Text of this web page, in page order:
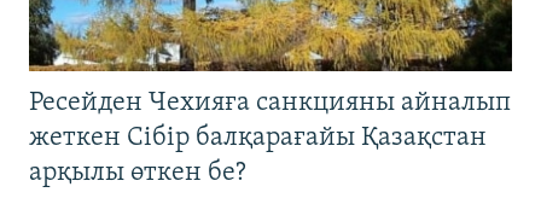
Ресейден Чехияға санкцияны айналып
жеткен Сібір балқарағайы Қазақстан
арқылы өткен бе?